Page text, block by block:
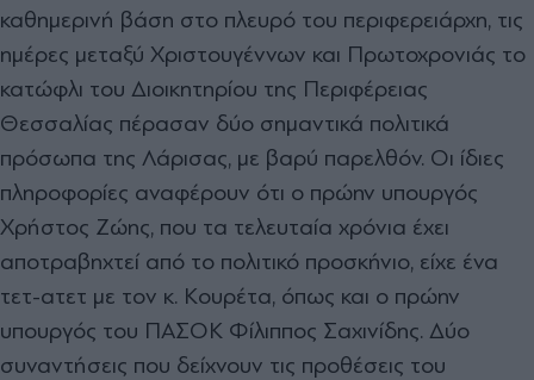
καθηµερινή βάση στο πλευρό του περιφερειάρχη, τις
ηµέρες µεταξύ Χριστουγέννων και Πρωτοχρονιάς το
κατώφλι του ∆ιοικητηρίου της Περιφέρειας
Θεσσαλίας πέρασαν δύο σηµαντικά πολιτικά
πρόσωπα της Λάρισας, µε βαρύ παρελθόν. Οι ίδιες
πληροφορίες αναφέρουν ότι ο πρώην υπουργός
Χρήστος Ζώης, που τα τελευταία χρόνια έχει
αποτραβηχτεί από το πολιτικό προσκήνιο, είχε ένα
τετ-ατετ µε τον κ. Κουρέτα, όπως και ο πρώην
υπουργός του ΠΑΣΟΚ Φίλιππος Σαχινίδης. ∆ύο
συναντήσεις που δείχνουν τις προθέσεις του